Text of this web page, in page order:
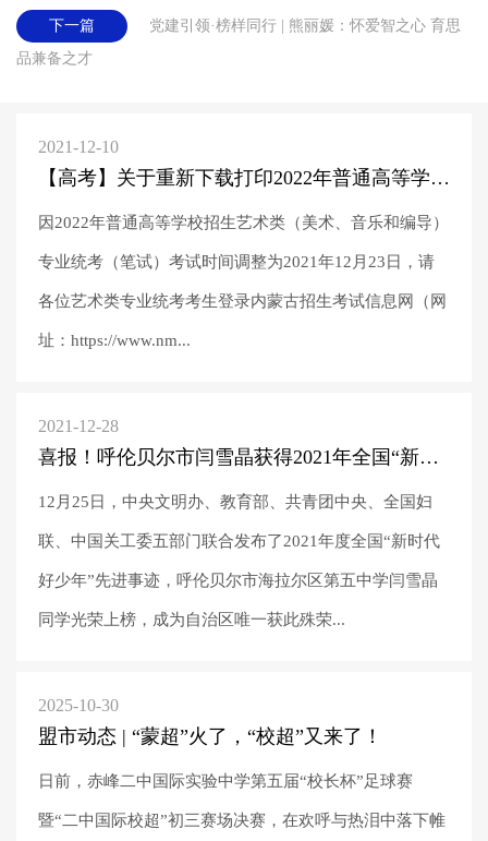
下一篇
党建引领·榜样同行 | 熊丽媛：​怀爱智之心 育思
品兼备之才
2021-12-10
【高考】关于重新下载打印2022年普通高等学校招生艺术类专业统考《健康情况承诺书》的公告
因2022年普通高等学校招生艺术类（美术、音乐和编导）
专业统考（笔试）考试时间调整为2021年12月23日，请
各位艺术类专业统考考生登录内蒙古招生考试信息网（网
址：https://www.nm...
2021-12-28
喜报！呼伦贝尔市闫雪晶获得2021年全国“新时代好少年”荣誉称号
12月25日，中央文明办、教育部、共青团中央、全国妇
联、中国关工委五部门联合发布了2021年度全国“新时代
好少年”先进事迹，呼伦贝尔市海拉尔区第五中学闫雪晶
同学光荣上榜，成为自治区唯一获此殊荣...
2025-10-30
盟市动态 | “蒙超”火了，“校超”又来了！
日前，赤峰二中国际实验中学第五届“校长杯”足球赛
暨“二中国际校超”初三赛场决赛，在欢呼与热泪中落下帷